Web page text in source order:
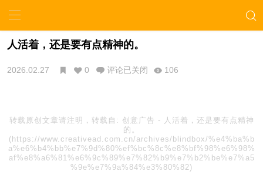
人活着，还是要有点精神的。
2026.02.27 0 评论已关闭 106
转载原创文章请注明，转载自: 创意广告 - 人活着，还是要有点精神
的。
(https://www.creativead.com.cn/archives/blindbox/%e4%ba%b
a%e6%b4%bb%e7%9d%80%ef%bc%8c%e8%bf%98%e6%98%
af%e8%a6%81%e6%9c%89%e7%82%b9%e7%b2%be%e7%a5
%9e%e7%9a%84%e3%80%82)